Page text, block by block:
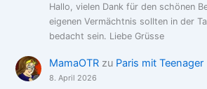
Hallo, vielen Dank für den schönen
eigenen Vermächtnis sollten in der
bedacht sein. Liebe Grüsse
MamaOTRzu Paris mit Teenager
8. April 2026